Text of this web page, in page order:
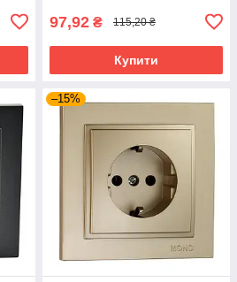
97,92 ₴ 115,20 ₴
Купити
–15%